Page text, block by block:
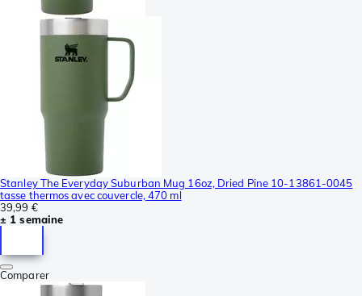
Stanley The Everyday Suburban Mug 16oz, Dried Pine 10-13861-0045
tasse thermos avec couvercle, 470 ml
39,99 €
± 1 semaine
Comparer